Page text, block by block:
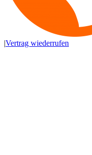
|Vertrag wiederrufen